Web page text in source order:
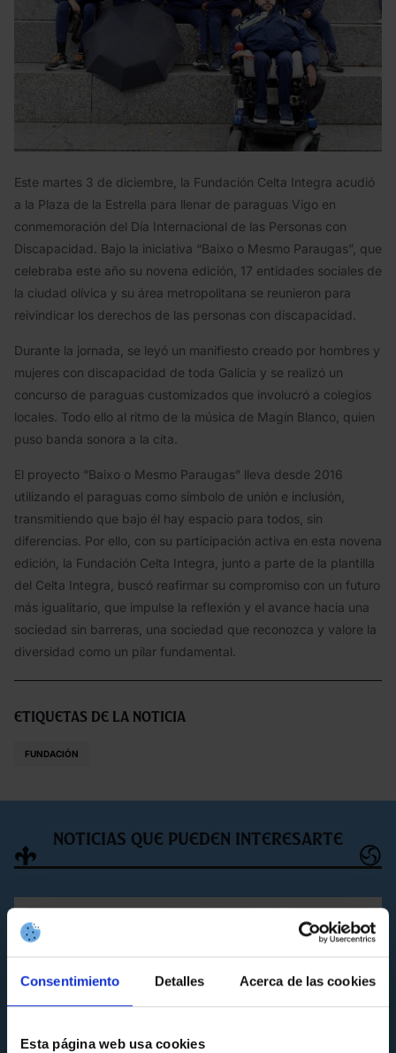
Consentimiento Detalles Acerca de las cookies
Esta página web usa cookies
Este martes 3 de diciembre, la Fundación Celta Integra acudió
a la Plaza de la Estrella para llenar de paraguas Vigo en
conmemoración del Día Internacional de las Personas con
Discapacidad. Bajo la iniciativa “Baixo o Mesmo Paraugas”, que
celebraba este año su novena edición, 17 entidades sociales de
la ciudad olívica y su área metropolitana se reunieron para
reivindicar los derechos de las personas con discapacidad.
Durante la jornada, se leyó un manifiesto creado por hombres y
mujeres con discapacidad de toda Galicia y se realizó un
concurso de paraguas customizados que involucró a colegios
locales. Todo ello al ritmo de la música de Magín Blanco, quien
puso banda sonora a la cita.
El proyecto “Baixo o Mesmo Paraugas” lleva desde 2016
utilizando el paraguas como símbolo de unión e inclusión,
transmitiendo que bajo él hay espacio para todos, sin
diferencias. Por ello, con su participación activa en esta novena
edición, la Fundación Celta Integra, junto a parte de la plantilla
del Celta Integra, buscó reafirmar su compromiso con un futuro
más igualitario, que impulse la reflexión y el avance hacia una
sociedad sin barreras, una sociedad que reconozca y valore la
diversidad como un pilar fundamental.
Etiquetas de la noticia
FUNDACIÓN
Noticias que pueden interesarte